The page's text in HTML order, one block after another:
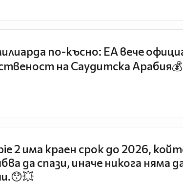
по-късно: EA вече
на Саудитска Арабия💰
2 има краен срок до 2026,
да спази, иначе никога няма